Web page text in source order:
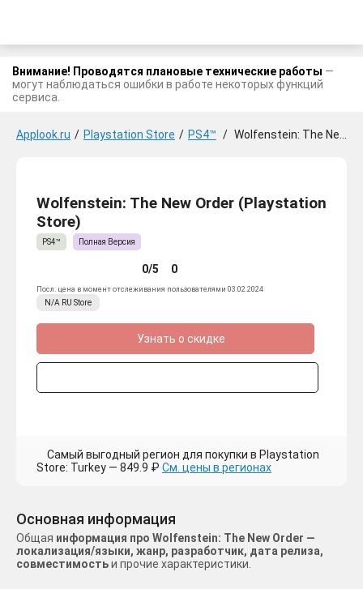
Внимание! Проводятся плановые технические работы —
могут наблюдаться ошибки в работе некоторых функций
сервиса.
Applook.ru / Playstation Store / PS4™ / Wolfenstein: The New Order
Wolfenstein: The New Order (Playstation
Store)
PS4™ Полная Версия
0/5 0
Посл. цена в момент отслеживания пользователями 03.02.2024
N/A RU Store
Узнать о скидке
Самый выгодный регион для покупки в Playstation
Store: Turkey — 849.9 ₽ См. цены в регионах
Основная информация
Общая информация про Wolfenstein: The New Order —
локализация/языки, жанр, разработчик, дата релиза,
совместимостьи прочие характеристики.